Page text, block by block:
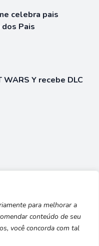
para melhorar a
conteúdo de seu
você concorda com tal
celebra pais
Pais
WARS Y recebe DLC